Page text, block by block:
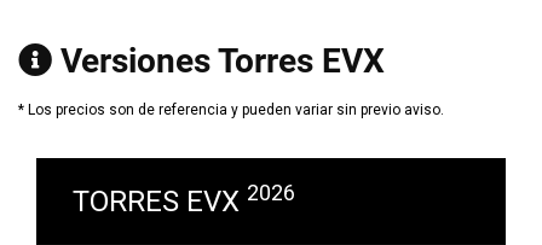
Versiones Torres EVX
* Los precios son de referencia y pueden variar sin previo aviso.
TORRES EVX 2026